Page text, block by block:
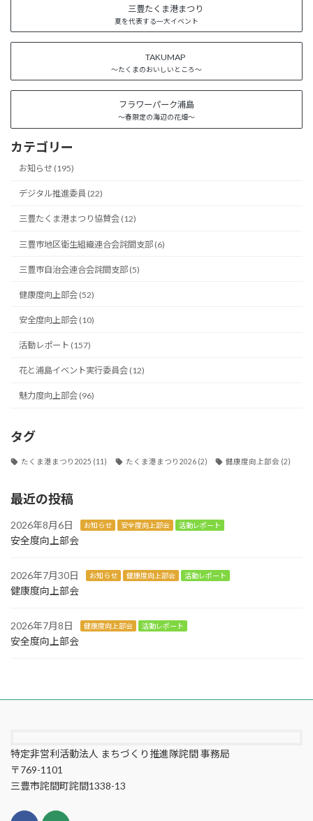
三豊たくま港まつり
夏を代表する一大イベント
TAKUMAP
～たくまのおいしいところ～
フラワーパーク浦島
～春限定の海辺の花畑～
カテゴリー
お知らせ (195)
デジタル推進委員 (22)
三豊たくま港まつり協賛会 (12)
三豊市地区衛生組織連合会詫間支部 (6)
三豊市自治会連合会詫間支部 (5)
健康度向上部会 (52)
安全度向上部会 (10)
活動レポート (157)
花と浦島イベント実行委員会 (12)
魅力度向上部会 (96)
タグ
たくま港まつり2025 (11) たくま港まつり2026(2) 健康度向上部会 (2)
最近の投稿
2026年8月6日 お知らせ 安全度向上部会 活動レポート
安全度向上部会
2026年7月30日 お知らせ 健康度向上部会 活動レポート
健康度向上部会
2026年7月8日 健康度向上部会 活動レポート
安全度向上部会
特定非営利活動法人 まちづくり推進隊詫間 事務局
〒769-1101
三豊市詫間町詫間1338-13